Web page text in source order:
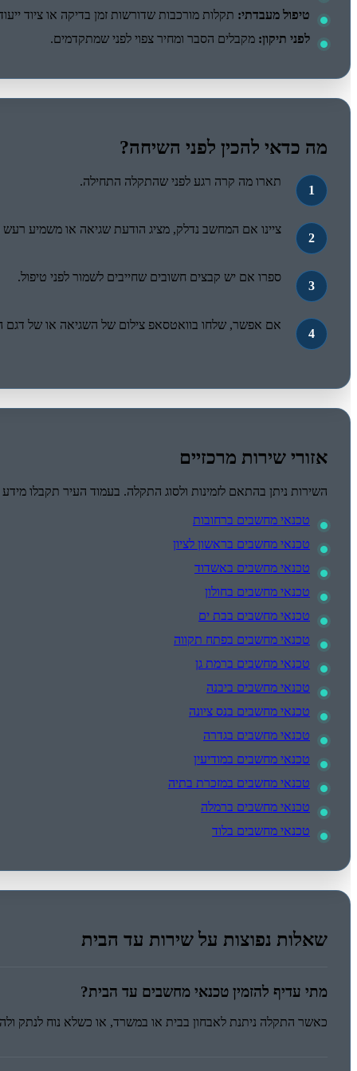
טיפול מעבדתי: תקלות מורכבות שדורשות זמן בדיקה או ציוד
לפני תיקון: מקבלים הסבר ומחיר צפוי לפני שמתקדמים.
מה כדאי להכין לפני השיחה?
תארו מה קרה רגע לפני שהתקלה התחילה.
ציינו אם המחשב נדלק, מציג הודעת שגיאה או משמיע רעש
ספרו אם יש קבצים חשובים שחייבים לשמור לפני טיפול.
אם אפשר, שלחו בוואטסאפ צילום של השגיאה או של
אזורי שירות מרכזיים
השירות ניתן בהתאם לזמינות ולסוג התקלה. בעמוד העיר תקבלו
טכנאי מחשבים ברחובות
טכנאי מחשבים בראשון לציון
טכנאי מחשבים באשדוד
טכנאי מחשבים בחולון
טכנאי מחשבים בבת ים
טכנאי מחשבים בפתח תקווה
טכנאי מחשבים ברמת גן
טכנאי מחשבים ביבנה
טכנאי מחשבים בנס ציונה
טכנאי מחשבים בגדרה
טכנאי מחשבים במודיעין
טכנאי מחשבים במזכרת בתיה
טכנאי מחשבים ברמלה
טכנאי מחשבים בלוד
שאלות נפוצות על שירות עד הבית
מתי עדיף להזמין טכנאי מחשבים עד הבית?
כאשר התקלה ניתנת לאבחון בבית או במשרד, או כשלא נוח לנתק